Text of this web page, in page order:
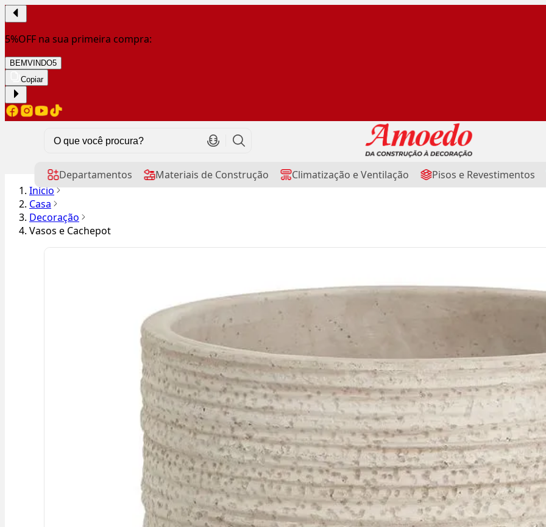
5%OFF na sua primeira compra:
BEMVINDO5
Copiar
Departamentos Materiais de Construção Climatização e Ventilação Pisos e Revestimentos
Início
Casa
Decoração
Vasos e Cachepot